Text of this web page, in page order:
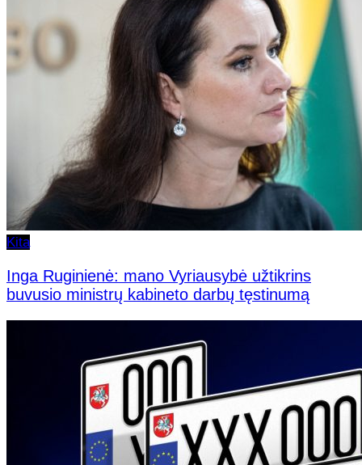
Kita
Inga Ruginienė: mano Vyriausybė užtikrins
buvusio ministrų kabineto darbų tęstinumą